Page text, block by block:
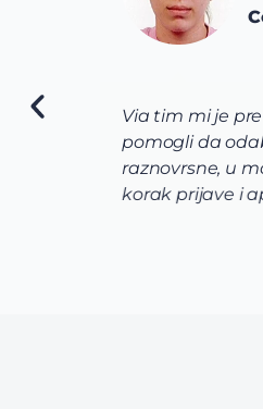
Via tim mi je pre
pomogli da
raznovrsne, u mom
korak prijave i